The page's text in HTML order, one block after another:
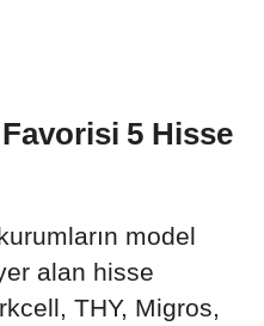
5 Hisse
model
alan hisse
THY, Migros,